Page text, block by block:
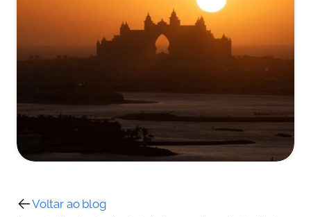
Voltar ao blog